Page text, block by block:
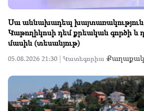
Սա աննախադեպ խայտառակություն
Կաթողիկոսի դեմ քրեական գործի
մասին (տեսանյութ)
05.08.2026 21:30 | Կատեգորիա